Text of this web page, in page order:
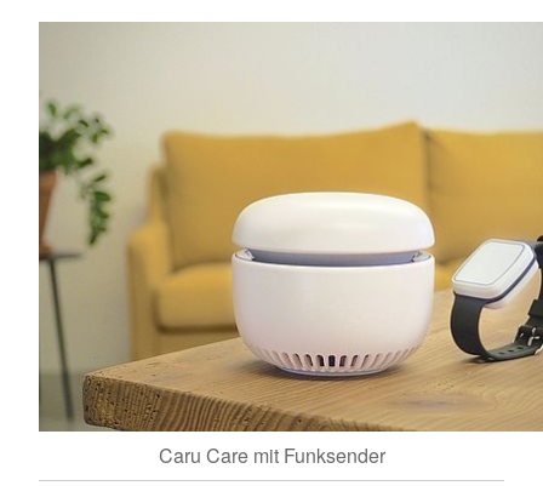
Caru Care mit Funksender